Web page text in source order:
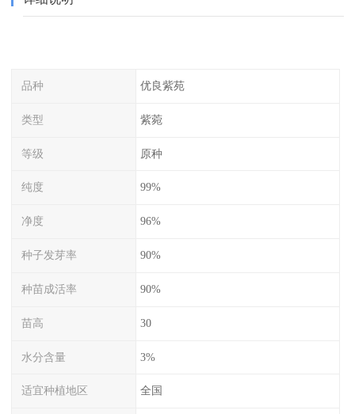
品种 优良紫苑
类型 紫菀
等级 原种
纯度 99%
净度 96%
种子发芽率 90%
种苗成活率 90%
苗高 30
水分含量 3%
适宜种植地区 全国